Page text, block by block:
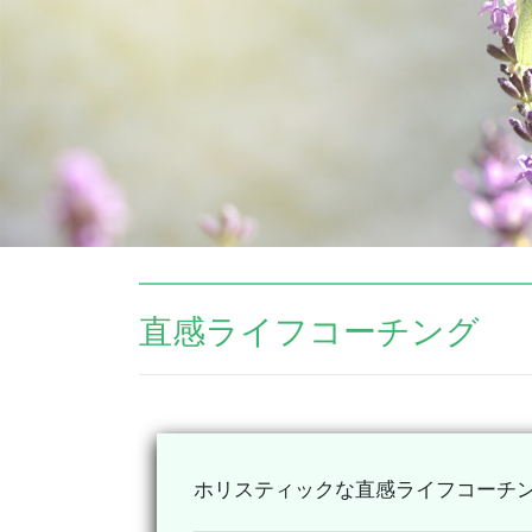
直感ライフコーチング
ホリスティックな直感ライフコーチ